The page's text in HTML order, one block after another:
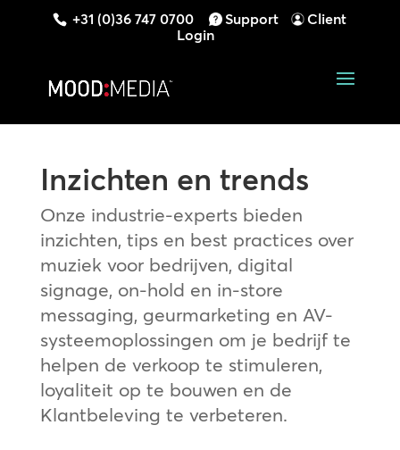
+31 (0)36 747 0700 Support
Client
Login
Inzichten en trends
Onze industrie-experts bieden
inzichten, tips en best practices over
muziek voor bedrijven, digital
signage, on-hold en in-store
messaging, geurmarketing en AV-
systeemoplossingen om je bedrijf te
helpen de verkoop te stimuleren,
loyaliteit op te bouwen en de
Klantbeleving te verbeteren.